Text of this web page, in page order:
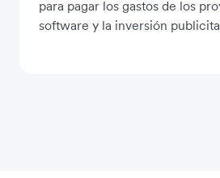
para pagar los gastos de los
software y la inversión